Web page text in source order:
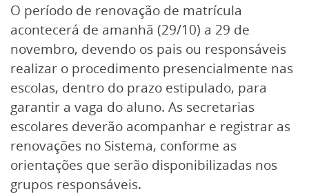
O período de renovação de matrícula
acontecerá de amanhã (29/10) a 29 de
novembro, devendo os pais ou responsáveis
realizar o procedimento presencialmente nas
escolas, dentro do prazo estipulado, para
garantir a vaga do aluno. As secretarias
escolares deverão acompanhar e registrar as
renovações no Sistema, conforme as
orientações que serão disponibilizadas nos
grupos responsáveis.